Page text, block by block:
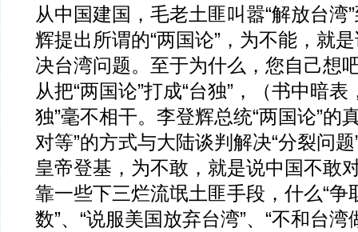
从中国建国，毛老土匪叫嚣“解放台湾
辉提出所谓的“两国论”，为不能，就
决台湾问题。至于为什么，您自己想
从把“两国论”打成“台独”，（书中暗表
独”毫不相干。李登辉总统“两国论”的
对等”的方式与大陆谈判解决“分裂问
皇帝登基，为不敢，就是说中国不敢
靠一些下三烂流氓土匪手段，什么“争
数”、“说服美国放弃台湾”、“不和台湾